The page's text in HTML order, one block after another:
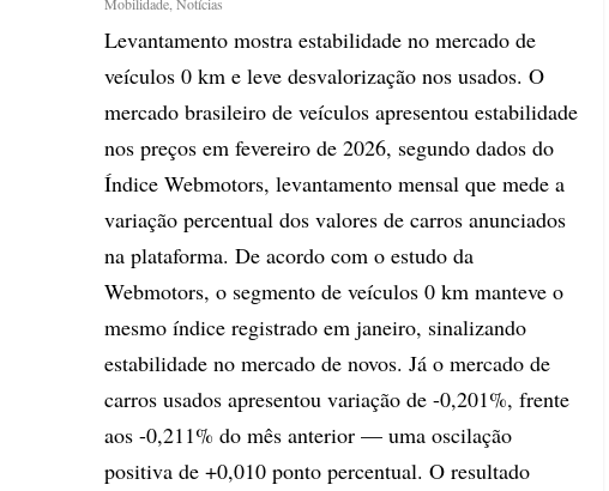
Levantamento mostra estabilidade no mercado de
veículos 0 km e leve desvalorização nos usados. O
mercado brasileiro de veículos apresentou estabilidade
nos preços em fevereiro de 2026, segundo dados do
Índice Webmotors, levantamento mensal que mede a
variação percentual dos valores de carros anunciados
na plataforma. De acordo com o estudo da
Webmotors, o segmento de veículos 0 km manteve o
mesmo índice registrado em janeiro, sinalizando
estabilidade no mercado de novos. Já o mercado de
carros usados apresentou variação de -0,201%, frente
aos -0,211% do mês anterior — uma oscilação
positiva de +0,010 ponto percentual. O resultado